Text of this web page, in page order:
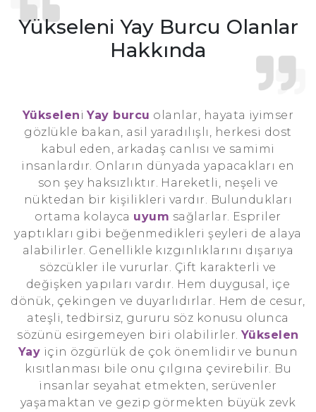
Yükseleni Yay Burcu Olanlar
Hakkında
YükseleniYay burcu olanlar, hayata iyimser
gözlükle bakan, asil yaradılışlı, herkesi dost
kabul eden, arkadaş canlısı ve samimi
insanlardır. Onların dünyada yapacakları en
son şey haksızlıktır. Hareketli, neşeli ve
nüktedan bir kişilikleri vardır. Bulundukları
ortama kolayca uyum sağlarlar. Espriler
yaptıkları gibi beğenmedikleri şeyleri de alaya
alabilirler. Genellikle kızgınlıklarını dışarıya
sözcükler ile vururlar. Çift karakterli ve
değişken yapıları vardır. Hem duygusal, içe
dönük, çekingen ve duyarlıdırlar. Hem de cesur,
ateşli, tedbirsiz, gururu söz konusu olunca
sözünü esirgemeyen biri olabilirler. Yükselen
Yay için özgürlük de çok önemlidir ve bunun
kısıtlanması bile onu çılgına çevirebilir. Bu
insanlar seyahat etmekten, serüvenler
yaşamaktan ve gezip görmekten büyük zevk